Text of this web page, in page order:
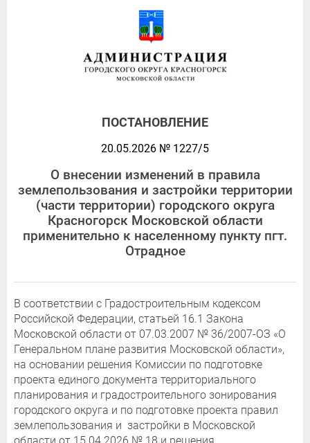
ПОСТАНОВЛЕНИЕ
20.05.2026 № 1227/5
О внесении изменений в правила
землепользования и застройки территории
(части территории) городского округа
Красногорск Московской области
применительно к населенному пункту пгт.
Отрадное
В соответствии с Градостроительным кодексом
Российской Федерации, статьей 16.1 Закона
Московской области от 07.03.2007 № 36/2007-ОЗ «О
Генеральном плане развития Московской области»,
на основании решения Комиссии по подготовке
проекта единого документа территориального
планирования и градостроительного зонирования
городского округа и по подготовке проекта правил
землепользования и застройки в Московской